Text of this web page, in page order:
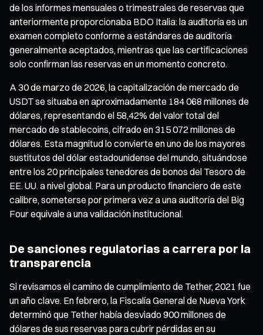
de los informes mensuales o trimestrales de reservas que
anteriormente proporcionaba BDO Italia: la auditoría es un
examen completo conforme a estándares de auditoría
generalmente aceptados, mientras que las certificaciones
solo confirman las reservas en un momento concreto.
A 30 de marzo de 2026, la capitalización de mercado de
USDT se situaba en aproximadamente 184 068 millones de
dólares, representando el 58,42% del valor total del
mercado de stablecoins, cifrado en 315 072 millones de
dólares. Esta magnitud lo convierte en uno de los mayores
sustitutos del dólar estadounidense del mundo, situándose
entre los 20 principales tenedores de bonos del Tesoro de
EE. UU. a nivel global. Para un producto financiero de este
calibre, someterse por primera vez a una auditoría del Big
Four equivale a una validación institucional.
De sanciones regulatorias a carrera por la
transparencia
Si revisamos el camino de cumplimiento de Tether, 2021 fue
un año clave. En febrero, la Fiscalía General de Nueva York
determinó que Tether había desviado 900 millones de
dólares de sus reservas para cubrir pérdidas en su